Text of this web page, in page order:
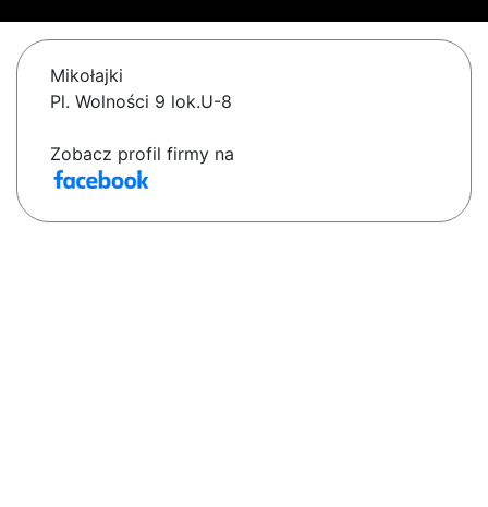
Mikołajki
Pl. Wolności 9 lok.U-8
Zobacz profil firmy na